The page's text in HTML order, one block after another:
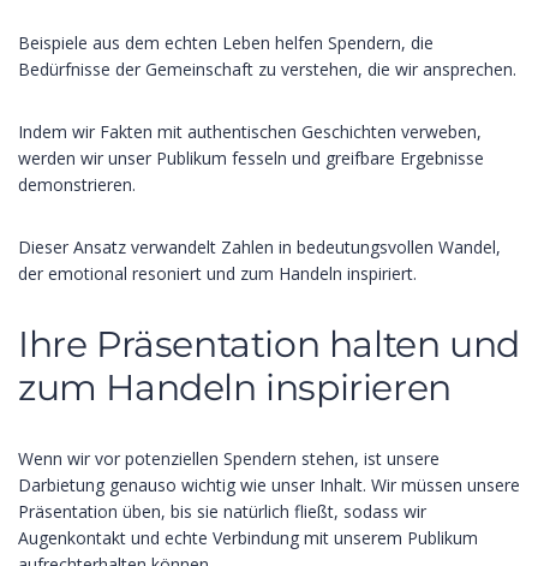
Beispiele aus dem echten Leben helfen Spendern, die
Bedürfnisse der Gemeinschaft zu verstehen, die wir ansprechen.
Indem wir Fakten mit authentischen Geschichten verweben,
werden wir unser Publikum fesseln und greifbare Ergebnisse
demonstrieren.
Dieser Ansatz verwandelt Zahlen in bedeutungsvollen Wandel,
der emotional resoniert und zum Handeln inspiriert.
Ihre Präsentation halten und
zum Handeln inspirieren
Wenn wir vor potenziellen Spendern stehen, ist unsere
Darbietung genauso wichtig wie unser Inhalt. Wir müssen unsere
Präsentation üben, bis sie natürlich fließt, sodass wir
Augenkontakt und echte Verbindung mit unserem Publikum